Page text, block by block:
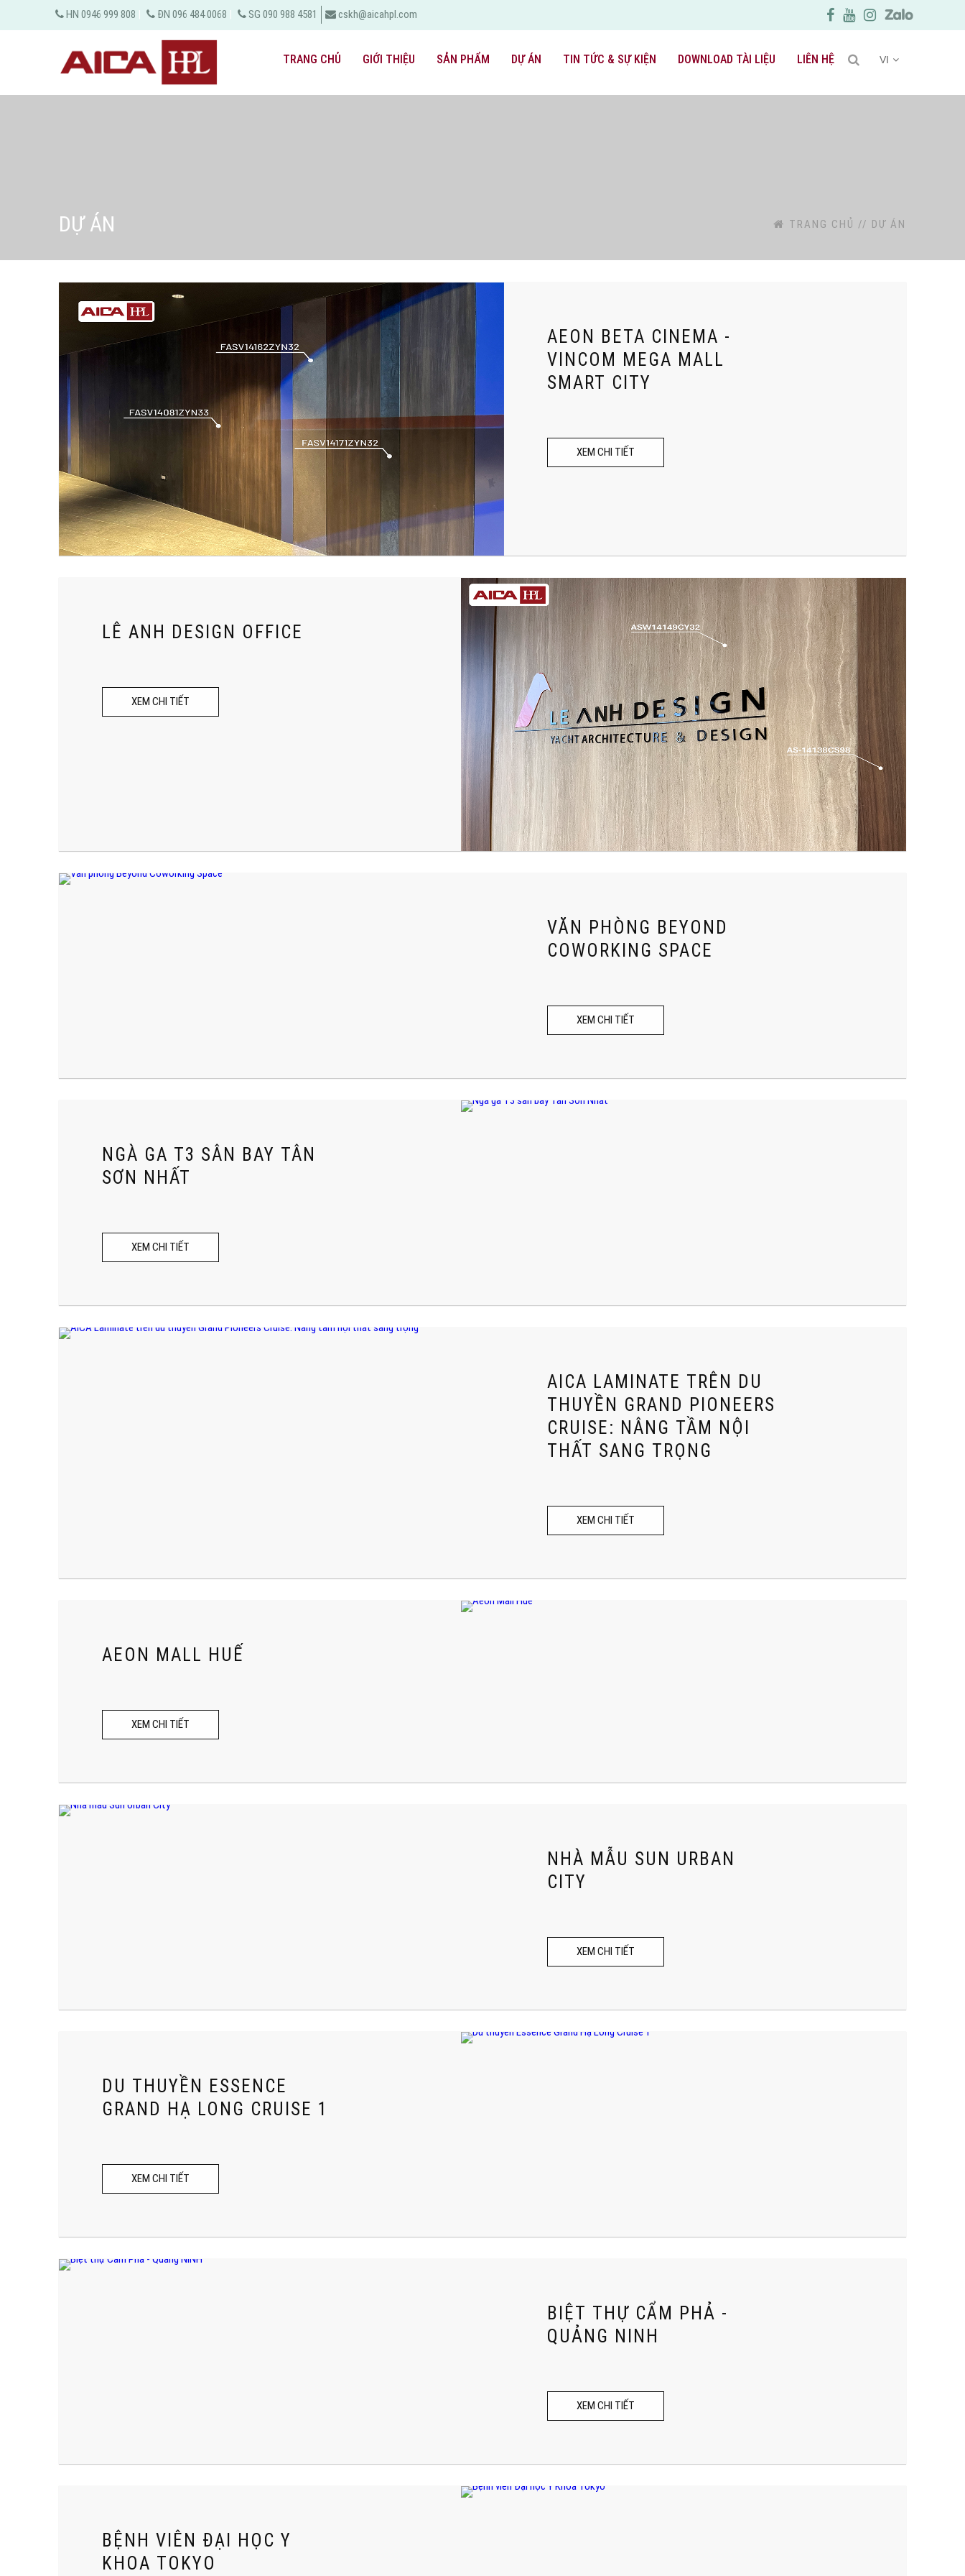
HN 0946 999 808 | ĐN 096 484 0068 | SG 090 988 4581 cskh@aicahpl.com
TRANG CHỦ GIỚI THIỆU SẢN PHẨM DỰ ÁN TIN TỨC & SỰ KIỆN DOWNLOAD TÀI LIỆU LIÊN HỆ VI
DỰ ÁN TRANG CHỦ // DỰ ÁN
AEON BETA CINEMA -
VINCOM MEGA MALL
SMART CITY
XEM CHI TIẾT
LÊ ANH DESIGN OFFICE
XEM CHI TIẾT
VĂN PHÒNG BEYOND
COWORKING SPACE
XEM CHI TIẾT
NGÀ GA T3 SÂN BAY TÂN
SƠN NHẤT
XEM CHI TIẾT
AICA LAMINATE TRÊN DU
THUYỀN GRAND PIONEERS
CRUISE: NÂNG TẦM NỘI
THẤT SANG TRỌNG
XEM CHI TIẾT
AEON MALL HUẾ
XEM CHI TIẾT
NHÀ MẪU SUN URBAN
CITY
XEM CHI TIẾT
DU THUYỀN ESSENCE
GRAND HẠ LONG CRUISE 1
XEM CHI TIẾT
BIỆT THỰ CẨM PHẢ -
QUẢNG NINH
XEM CHI TIẾT
BỆNH VIÊN ĐẠI HỌC Y
KHOA TOKYO